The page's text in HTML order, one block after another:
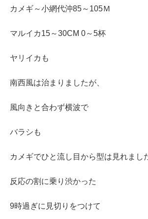
カメギ～小網代沖85～105Ｍ
マルイカ15～30CM 0～5杯
ヤリイカも
南西風は治まりましたが、
風向きと合わず横波で
バラシも
カメギでひと流し目から型は見れまし
反応の割に乗り渋かった
9時過ぎに見切りをつけて